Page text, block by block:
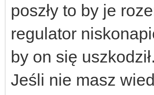
poszły to by je
regulator
by on się uszkodził.
Jeśli nie masz